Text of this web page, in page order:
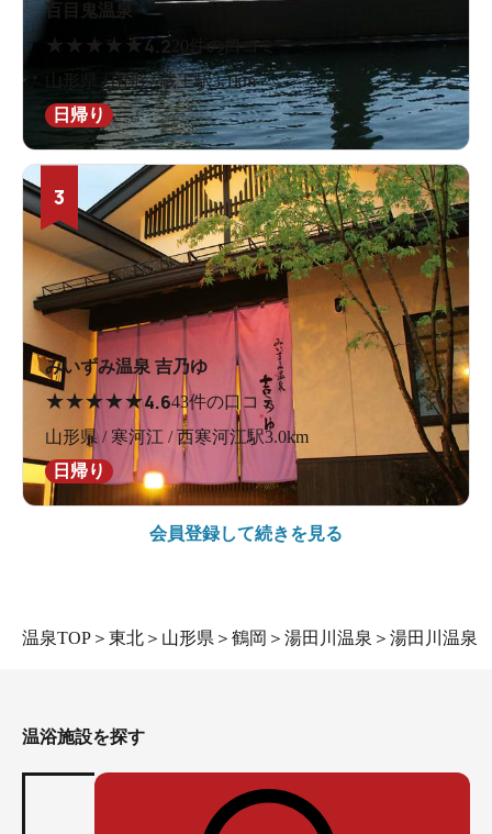
百目鬼温泉
★ ★ ★ ★ ★4.2
20件の口コミ
山形県 / 山形 / 蔵王駅3.1km
日帰り
3
みいずみ温泉 吉乃ゆ
★★★★★4.643件の口コミ
山形県 / 寒河江 / 西寒河江駅3.0km
日帰り
会員登録して続きを見る
温泉TOP ＞ 東北 ＞ 山形県 ＞ 鶴岡 ＞ 湯田川温泉 ＞ 湯田川温
温浴施設を探す